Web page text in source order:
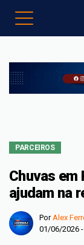
PARCEIROS
Chuvas em
ajudam na
PorAlex
01/06/2026